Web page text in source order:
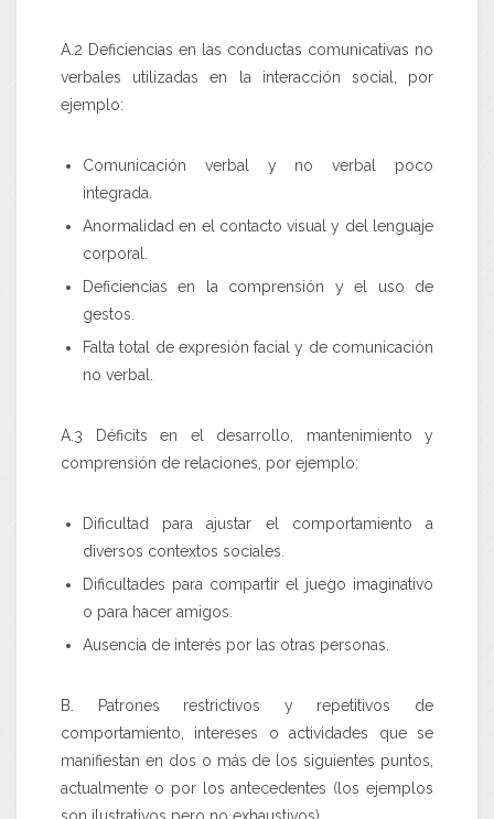
A.2 Deficiencias en las conductas comunicativas no
verbales utilizadas en la interacción social, por
ejemplo:
Comunicación verbal y no verbal poco
integrada.
Anormalidad en el contacto visual y del lenguaje
corporal.
Deficiencias en la comprensión y el uso de
gestos.
Falta total de expresión facial y de comunicación
no verbal.
A.3 Déficits en el desarrollo, mantenimiento y
comprensión de relaciones, por ejemplo:
Dificultad para ajustar el comportamiento a
diversos contextos sociales.
Dificultades para compartir el juego imaginativo
o para hacer amigos.
Ausencia de interés por las otras personas.
B.
Patrones restrictivos y repetitivos de
comportamiento, intereses o actividades que se
manifiestan en dos o más de los siguientes puntos,
actualmente o por los antecedentes (los ejemplos